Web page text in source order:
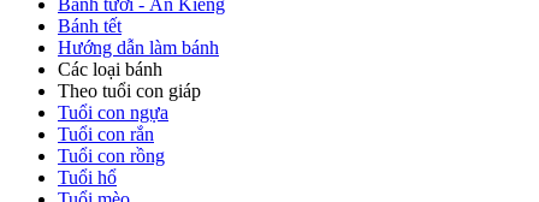
Bánh tết
Hướng dẫn làm bánh
Các loại bánh
Theo tuổi con giáp
Tuổi con ngựa
Tuổi con rắn
Tuổi con rồng
Tuổi hổ